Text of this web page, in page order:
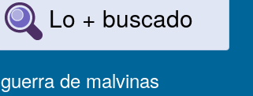
Lo + buscado
guerra de malvinas